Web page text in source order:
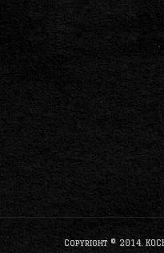
Copyright © 2014.